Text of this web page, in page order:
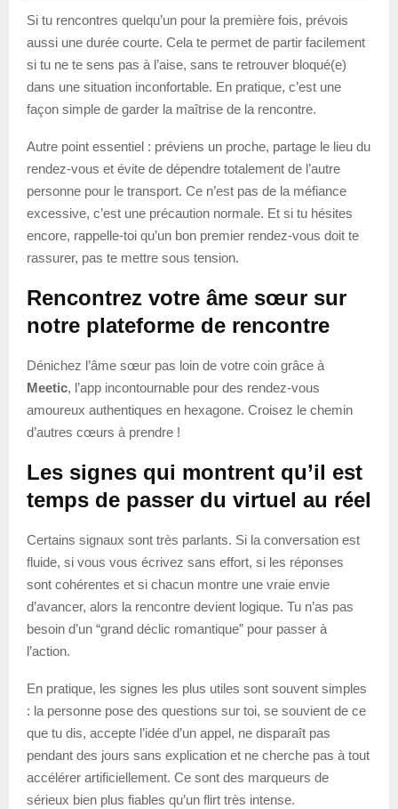
Si tu rencontres quelqu’un pour la première fois, prévois
aussi une durée courte. Cela te permet de partir facilement
si tu ne te sens pas à l’aise, sans te retrouver bloqué(e)
dans une situation inconfortable. En pratique, c’est une
façon simple de garder la maîtrise de la rencontre.
Autre point essentiel : préviens un proche, partage le lieu du
rendez-vous et évite de dépendre totalement de l’autre
personne pour le transport. Ce n’est pas de la méfiance
excessive, c’est une précaution normale. Et si tu hésites
encore, rappelle-toi qu’un bon premier rendez-vous doit te
rassurer, pas te mettre sous tension.
Rencontrez votre âme sœur sur
notre plateforme de rencontre
Dénichez l’âme sœur pas loin de votre coin grâce à
Meetic, l’app incontournable pour des rendez-vous
amoureux authentiques en hexagone. Croisez le chemin
d’autres cœurs à prendre !
Les signes qui montrent qu’il est
temps de passer du virtuel au réel
Certains signaux sont très parlants. Si la conversation est
fluide, si vous vous écrivez sans effort, si les réponses
sont cohérentes et si chacun montre une vraie envie
d’avancer, alors la rencontre devient logique. Tu n’as pas
besoin d’un “grand déclic romantique” pour passer à
l’action.
En pratique, les signes les plus utiles sont souvent simples
: la personne pose des questions sur toi, se souvient de ce
que tu dis, accepte l’idée d’un appel, ne disparaît pas
pendant des jours sans explication et ne cherche pas à tout
accélérer artificiellement. Ce sont des marqueurs de
sérieux bien plus fiables qu’un flirt très intense.